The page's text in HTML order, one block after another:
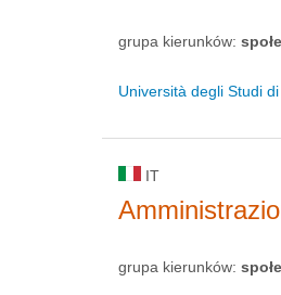
grupa kierunków:
Università degli Studi
IT
grupa kierunków: